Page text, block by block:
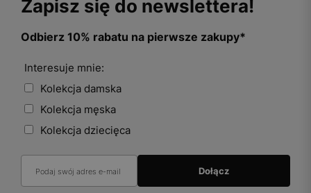
Zapisz się do newslettera!
Odbierz 10% rabatu na pierwsze zakupy*
Interesuje mnie:
Kolekcja damska
Kolekcja męska
Kolekcja dziecięca